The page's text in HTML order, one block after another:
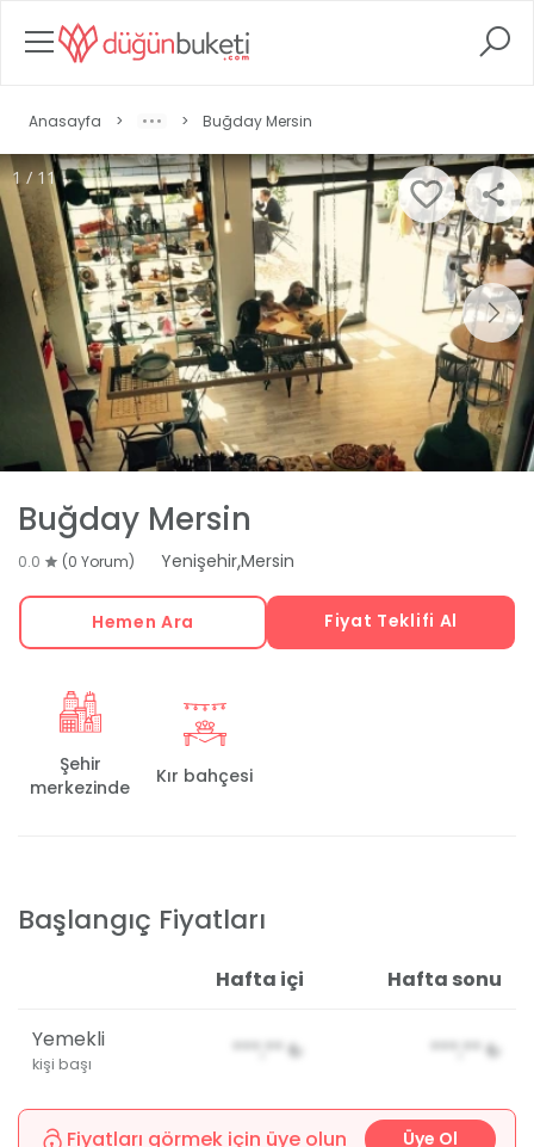
Anasayfa > > Buğday Mersin
1 / 11
Buğday Mersin
0.0 (0 Yorum) Yenişehir,Mersin
Hemen Ara Fiyat Teklifi Al
Şehir
merkezinde
Kır bahçesi
Başlangıç Fiyatları
Hafta içi Hafta sonu
Yemekli
kişi başı
***,** ₺ ***,** ₺
Fiyatları görmek için üye olun Üye Ol